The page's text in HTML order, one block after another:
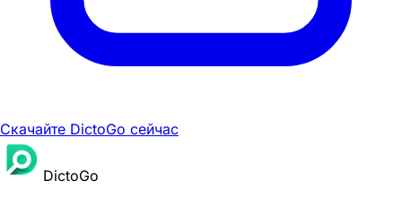
Скачайте DictoGo сейчас
DictoGo